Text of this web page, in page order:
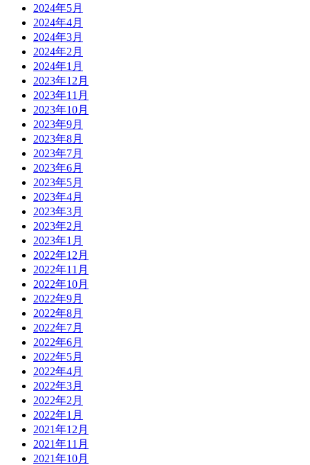
2024年5月
2024年4月
2024年3月
2024年2月
2024年1月
2023年12月
2023年11月
2023年10月
2023年9月
2023年8月
2023年7月
2023年6月
2023年5月
2023年4月
2023年3月
2023年2月
2023年1月
2022年12月
2022年11月
2022年10月
2022年9月
2022年8月
2022年7月
2022年6月
2022年5月
2022年4月
2022年3月
2022年2月
2022年1月
2021年12月
2021年11月
2021年10月